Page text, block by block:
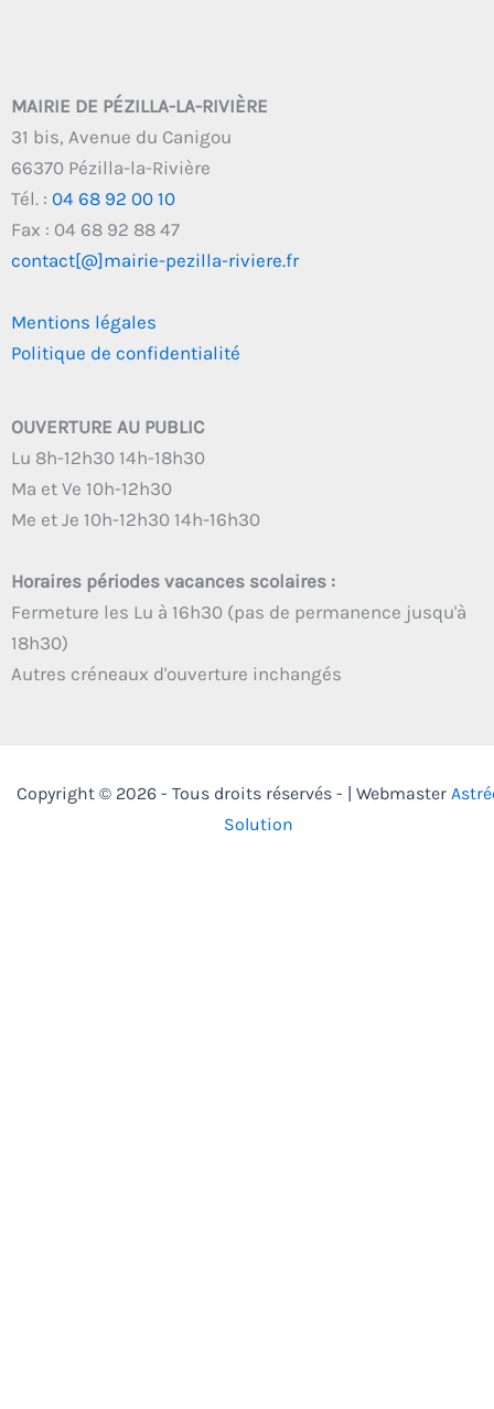
MAIRIE DE PÉZILLA-LA-RIVIÈRE
31 bis, Avenue du Canigou
66370 Pézilla-la-Rivière
Tél. : 04 68 92 00 10
Fax : 04 68 92 88 47
contact[@]mairie-pezilla-riviere.fr
Mentions légales
Politique de confidentialité
OUVERTURE AU PUBLIC
Lu 8h-12h30 14h-18h30
Ma et Ve 10h-12h30
Me et Je 10h-12h30 14h-16h30
Horaires périodes vacances scolaires :
Fermeture les Lu à 16h30 (pas de permanence jusqu'à
18h30)
Autres créneaux d'ouverture inchangés
Copyright © 2026 - Tous droits réservés - | Webmaster
Solution